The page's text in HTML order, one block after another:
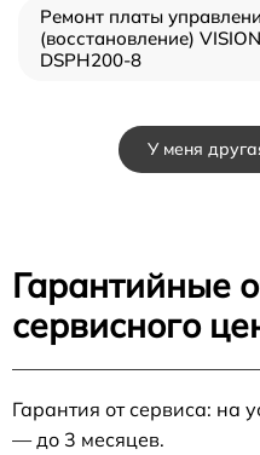
Ремонт платы
(восстановление) VISION
DSPH200-8
У меня
Гарантийные
сервисного
Гарантия от сервиса: на
— до 3 месяцев.